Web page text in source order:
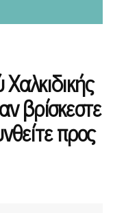
βρίσκεστε
προς